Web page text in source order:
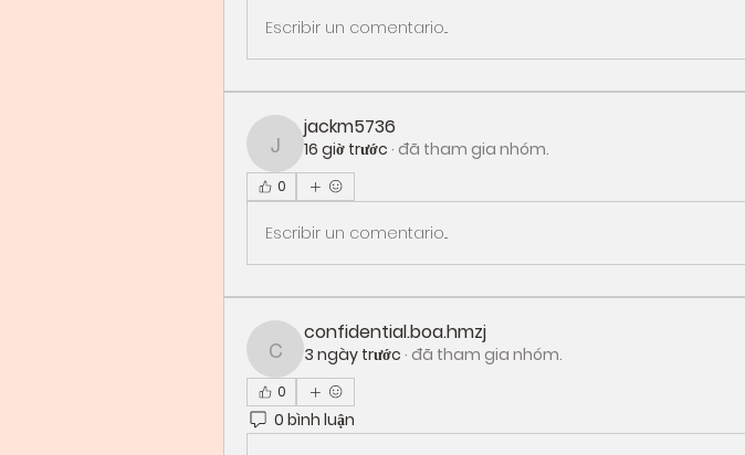
Escribir un comentario...
jackm5736
jackm5736
16 giờ trước · đã tham gia nhóm.
0
Escribir un comentario...
confidential.boa.hmzj
confidential.boa.hmzj
3 ngày trước · đã tham gia nhóm.
0
0 bình luận